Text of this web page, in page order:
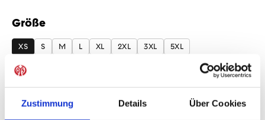
Zustimmung Details Über Cookies
Größe
auswählen
XS S M L XL 2XL 3XL 5XL
Produkt Anzahl: Gib den gewünschten
Anzahl
Sofort verfügbar, Lieferzeit: 1-3 Tage